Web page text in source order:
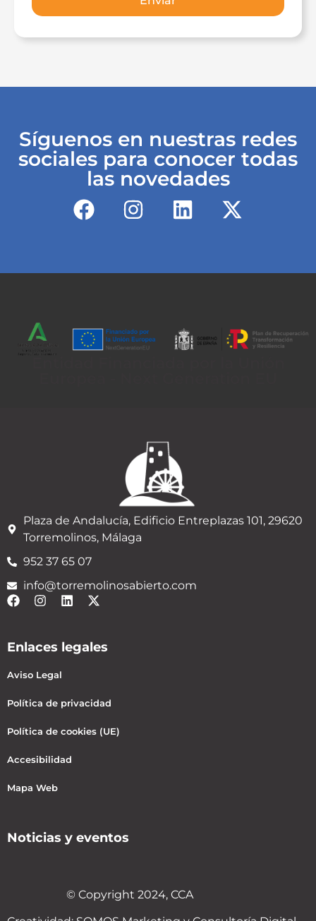
Síguenos en nuestras redes
sociales para conocer todas
las novedades
Plaza de Andalucía, Edificio Entreplazas 101, 29620
Torremolinos, Málaga
952 37 65 07
info@torremolinosabierto.com
Enlaces legales
Aviso Legal
Política de privacidad
Política de cookies (UE)
Accesibilidad
Mapa Web
Noticias y eventos
© Copyright 2024, CCA